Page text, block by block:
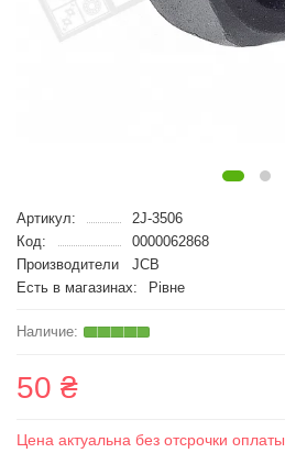
Артикул:
2J-3506
Код:
0000062868
Производители
JCB
Есть в магазинах:
Рівне
50 ₴
Цена актуальна без отсрочки оплаты